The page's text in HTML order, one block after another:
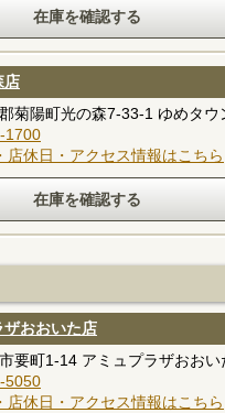
店
菊陽町光の森7-33-1 ゆめタウ
1700
店休日・アクセス情報はこちら
ザおおいた店
要町1-14 アミュプラザおおい
5050
店休日・アクセス情報はこちら